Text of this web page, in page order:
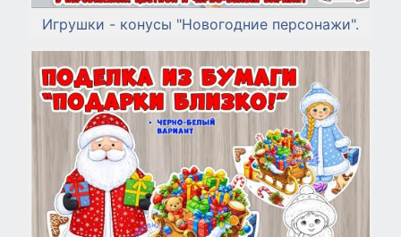
Игрушки - конусы "Новогодние персонажи".